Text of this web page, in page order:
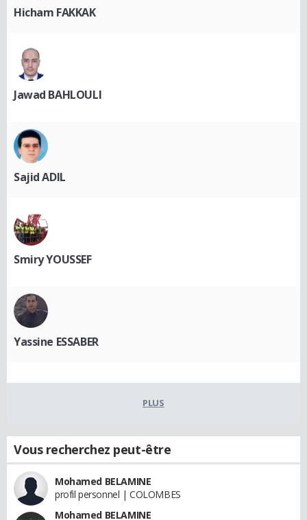
Hicham FAKKAK
Jawad BAHLOULI
Sajid ADIL
Smiry YOUSSEF
Yassine ESSABER
PLUS
Vous recherchez peut-être
Mohamed BELAMINE
profil personnel | COLOMBES
Mohamed BELAMINE